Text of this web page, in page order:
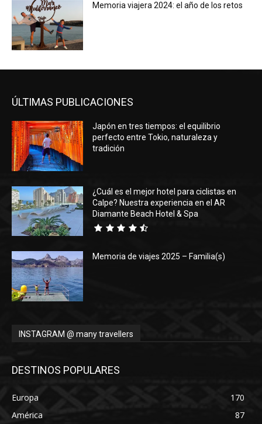
Memoria viajera 2024: el año de los retos
ÚLTIMAS PUBLICACIONES
Japón en tres tiempos: el equilibrio
perfecto entre Tokio, naturaleza y
tradición
¿Cuál es el mejor hotel para ciclistas en
Calpe? Nuestra experiencia en el AR
Diamante Beach Hotel & Spa
Memoria de viajes 2025 – Familia(s)
INSTAGRAM @ many travellers
DESTINOS POPULARES
Europa
170
América
87